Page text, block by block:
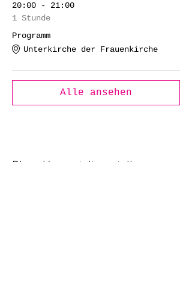
20:00 - 21:00
1 Stunde
Programm
Unterkirche der Frauenkirche
Alle ansehen
Diese Veranstaltung teilen